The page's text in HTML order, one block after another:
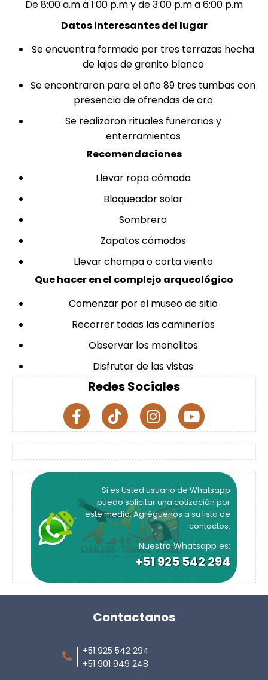
De 8:00 a.m a 1:00 p.m y de 3:00 p.m a 6:00 p.m
Datos interesantes del lugar
Se encuentra formado por tres terrazas hecha
de lajas de granito blanco
Se encontraron para el año 89 tres tumbas con
presencia de ofrendas de oro
Se realizaron rituales funerarios y
enterramientos
Recomendaciones
Llevar ropa cómoda
Bloqueador solar
Sombrero
Zapatos cómodos
Llevar chompa o corta viento
Que hacer en el complejo arqueológico
Comenzar por el museo de sitio
Recorrer todas las caminerías
Observar los monolitos
Disfrutar de las vistas
Redes Sociales
Si es Usted usuario de Whatsapp
puedo solicitar una cotización por
este medio. Agréguenos a su lista de
contactos.
Nuestro Whatsapp es:
+51 925 542 294
Contactanos
+51 925 542 294
+51 901 949 248